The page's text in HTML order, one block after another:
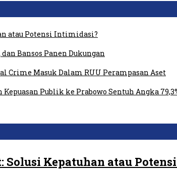
atau Potensi Intimidasi?
Bansos Panen Dukungan
Crime Masuk Dalam RUU Perampasan Aset
Publik ke Prabowo Sentuh Angka
Solusi Kepatuhan atau